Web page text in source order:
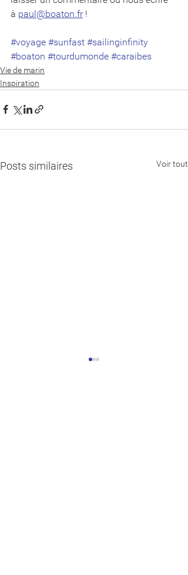
à paul@boaton.fr !
#voyage #sunfast #sailinginfinity
#boaton #tourdumonde #caraibes
Vie de marin
Inspiration
Posts similaires Voir tout